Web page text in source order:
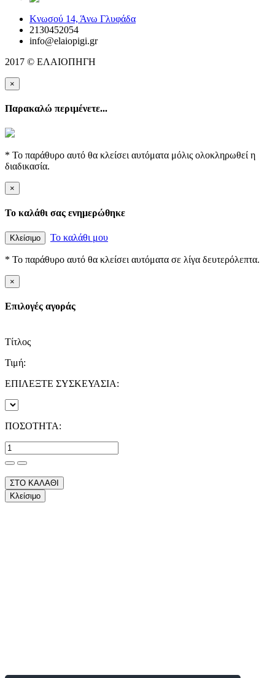
Κνωσού 14, Άνω Γλυφάδα
2130452054
info@elaiopigi.gr
2017 © ΕΛΑΙΟΠΗΓΗ
×
Παρακαλώ περιμένετε...
* Το παράθυρο αυτό θα κλείσει αυτόματα μόλις ολοκληρωθεί η
διαδικασία.
×
Το καλάθι σας ενημερώθηκε
Κλείσιμο Το καλάθι μου
* Το παράθυρο αυτό θα κλείσει αυτόματα σε λίγα δευτερόλεπτα.
×
Επιλογές αγοράς
Τίτλος
Τιμή:
ΕΠΙΛΕΞΤΕ ΣΥΣΚΕΥΑΣΙΑ:
ΠΟΣΟΤΗΤΑ:
ΣΤΟ ΚΑΛΑΘΙ
Κλείσιμο